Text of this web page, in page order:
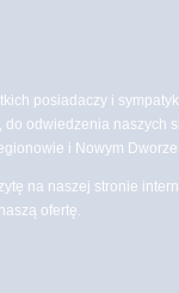
posiadaczy i
do odwiedzenia naszych
i Nowym
na naszej stronie
ofertę.